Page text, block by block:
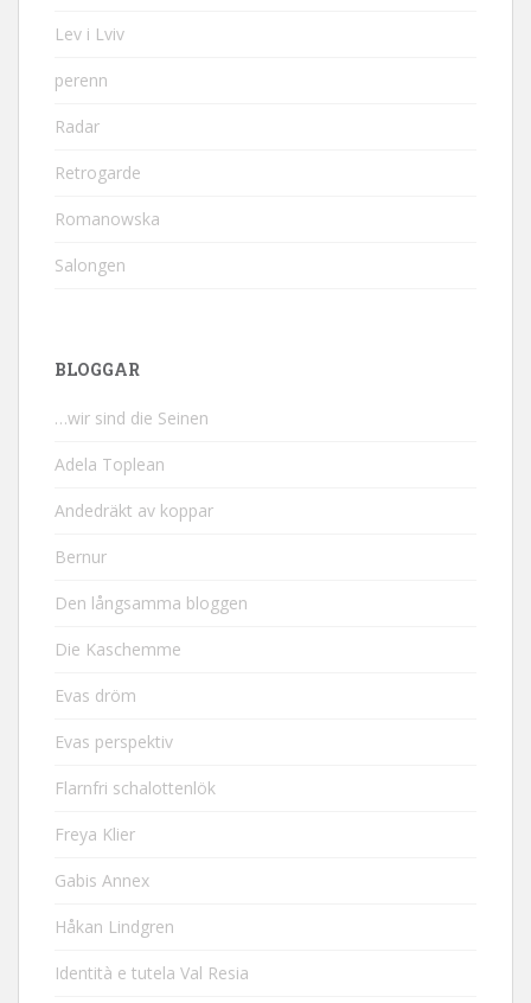
Lev i Lviv
perenn
Radar
Retrogarde
Romanowska
Salongen
BLOGGAR
…wir sind die Seinen
Adela Toplean
Andedräkt av koppar
Bernur
Den långsamma bloggen
Die Kaschemme
Evas dröm
Evas perspektiv
Flarnfri schalottenlök
Freya Klier
Gabis Annex
Håkan Lindgren
Identità e tutela Val Resia